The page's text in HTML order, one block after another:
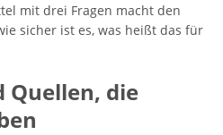
mit drei Fragen macht den
sicher ist es, was heißt das für
Quellen, die